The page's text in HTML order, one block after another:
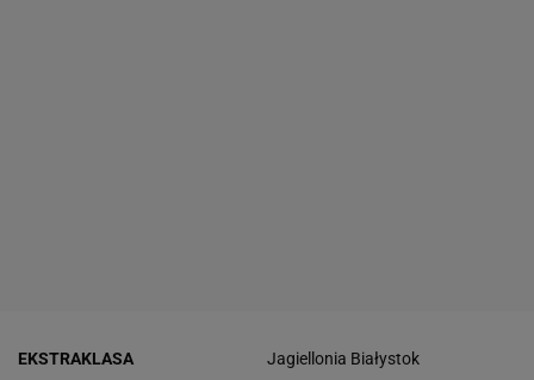
EKSTRAKLASA Jagiellonia Białystok